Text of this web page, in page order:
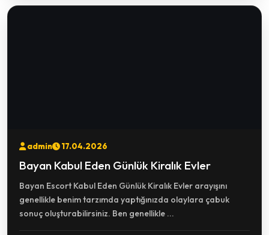
admin 17.04.2026
Bayan Kabul Eden Günlük Kiralık Evler
Bayan Escort Kabul Eden Günlük Kiralık Evler arayışını
genellikle benim tarzımda yaptığınızda olaylara çabuk
sonuç oluşturabilirsiniz. Ben genellikle ...